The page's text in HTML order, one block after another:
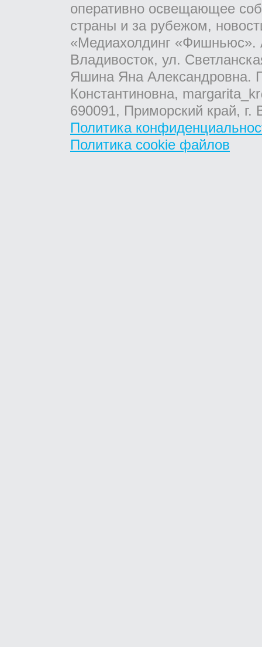
оперативно освещающее
страны и за рубежом,
«Медиахолдинг «Фишньюс».
Владивосток, ул.
Яшина Яна Александровна.
Константиновна,
690091, Приморский край,
Политика
Политика cookie файлов